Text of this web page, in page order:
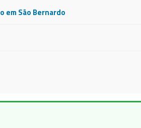
em São Bernardo